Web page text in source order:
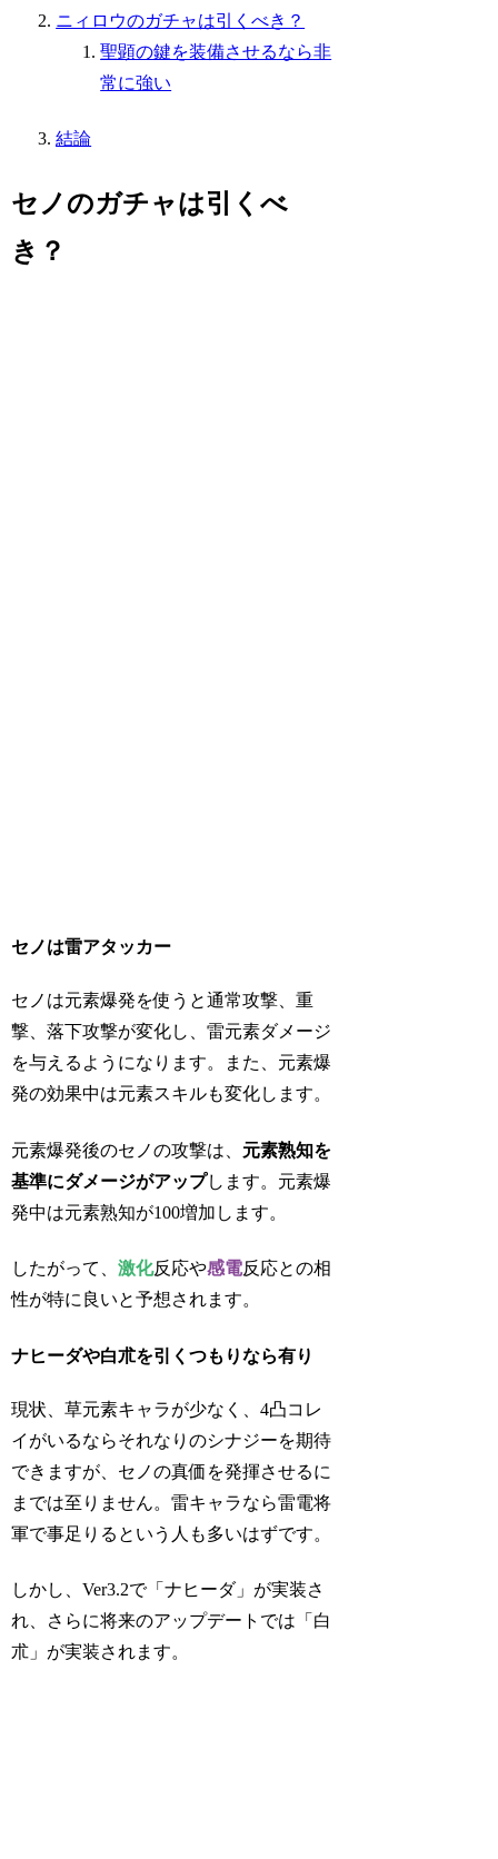
ニィロウのガチャは引くべき？
聖顕の鍵を装備させるなら非
常に強い
結論
セノのガチャは引くべ
き？
セノは雷アタッカー
セノは元素爆発を使うと通常攻撃、重
撃、落下攻撃が変化し、雷元素ダメージ
を与えるようになります。また、元素爆
発の効果中は元素スキルも変化します。
元素爆発後のセノの攻撃は、 元素熟知を
基準にダメージがアップします。元素爆
発中は元素熟知が100増加します。
したがって、激化反応や感電反応との相
性が特に良いと予想されます。
ナヒーダや白朮を引くつもりなら有り
現状、草元素キャラが少なく、4凸コレ
イがいるならそれなりのシナジーを期待
できますが、セノの真価を発揮させるに
までは至りません。雷キャラなら雷電将
軍で事足りるという人も多いはずです。
しかし、Ver3.2で「ナヒーダ」が実装さ
れ、さらに将来のアップデートでは「白
朮」が実装されます。